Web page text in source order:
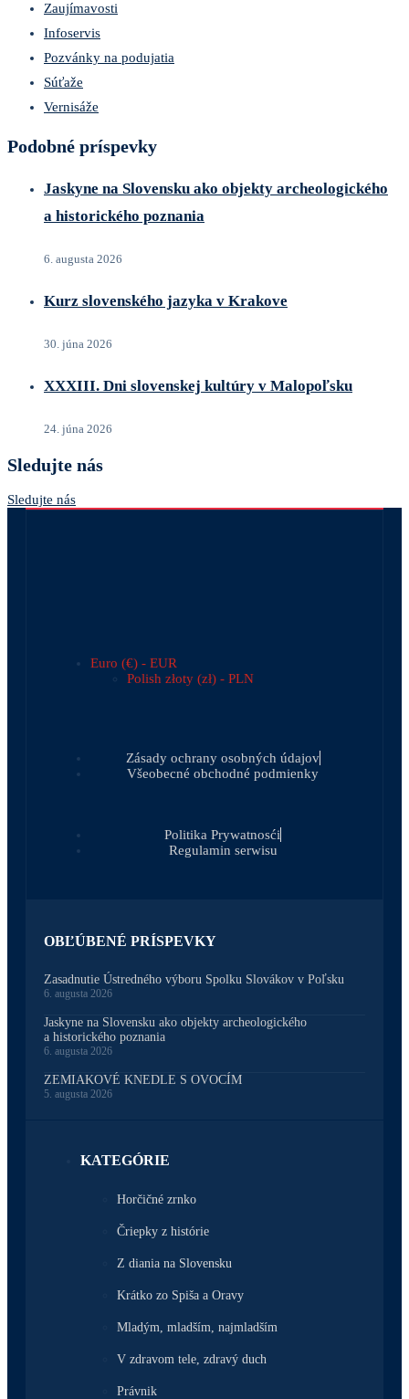
Zaujímavosti
Infoservis
Pozvánky na podujatia
Súťaže
Vernisáže
Podobné príspevky
Jaskyne na Slovensku ako objekty archeologického
a historického poznania
6. augusta 2026
Kurz slovenského jazyka v Krakove
30. júna 2026
XXXIII. Dni slovenskej kultúry v Malopoľsku
24. júna 2026
Sledujte nás
Sledujte nás
KATEGÓRIE
Horčičné zrnko
Čriepky z histórie
Z diania na Slovensku
Krátko zo Spiša a Oravy
Mladým, mladším, najmladším
V zdravom tele, zdravý duch
Právnik
Euro (€) - EUR
Polish złoty (zł) - PLN
Zásady ochrany osobných údajov
Všeobecné obchodné podmienky
Politika Prywatnosći
Regulamin serwisu
OBĽÚBENÉ PRÍSPEVKY
Zasadnutie Ústredného výboru Spolku Slovákov v Poľsku
6. augusta 2026
Jaskyne na Slovensku ako objekty archeologického
a historického poznania
6. augusta 2026
ZEMIAKOVÉ KNEDLE S OVOCÍM
5. augusta 2026